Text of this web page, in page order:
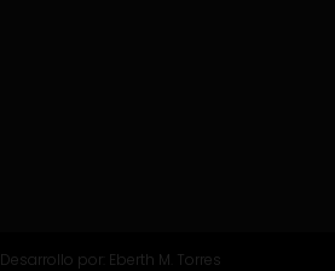
Desarrollo por: Eberth M. Torres